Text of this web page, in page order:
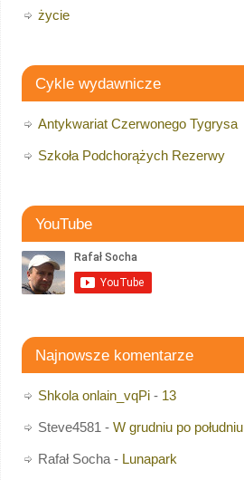
życie
Cykle wydawnicze
Antykwariat Czerwonego Tygrysa
Szkoła Podchorążych Rezerwy
YouTube
Najnowsze komentarze
Shkola onlain_vqPi- 13
Steve4581 - W grudniu po południu
Rafał Socha- Lunapark